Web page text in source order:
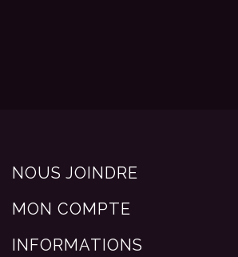
NOUS JOINDRE
MON COMPTE
INFORMATIONS